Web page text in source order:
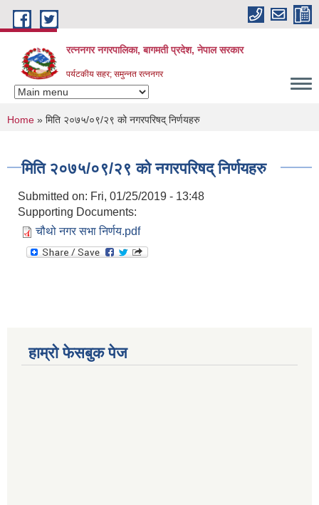
Skip to main content
रत्ननगर नगरपालिका, बागमती प्रदेश, नेपाल सरकार
पर्यटकीय सहर; समुन्नत रत्ननगर
You are here
Home » मिति २०७५/०९/२९ को नगरपरिषद् निर्णयहरु
मिति २०७५/०९/२९ को नगरपरिषद् निर्णयहरु
Submitted on: Fri, 01/25/2019 - 13:48
Supporting Documents:
चौथो नगर सभा निर्णय.pdf
हाम्रो फेसबुक पेज